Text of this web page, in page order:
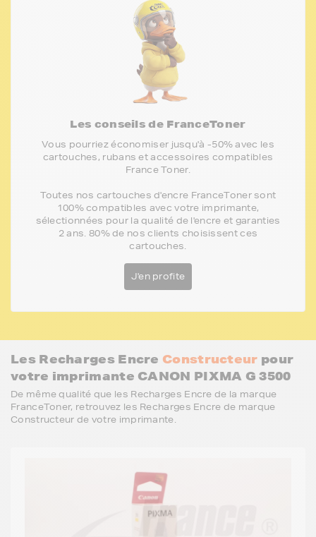
Les conseils de FranceToner
Vous pourriez économiser jusqu'à -50% avec les
cartouches, rubans et accessoires compatibles
France Toner.
Toutes nos cartouches d'encre FranceToner sont
100% compatibles avec votre imprimante,
sélectionnées pour la qualité de l'encre et garanties
2 ans. 80% de nos clients choisissent ces
cartouches.
J'en profite
Les Recharges Encre Constructeur pour
votre imprimante CANON PIXMA G 3500
De même qualité que les Recharges Encre de la marque
FranceToner, retrouvez les Recharges Encre de marque
Constructeur de votre imprimante.